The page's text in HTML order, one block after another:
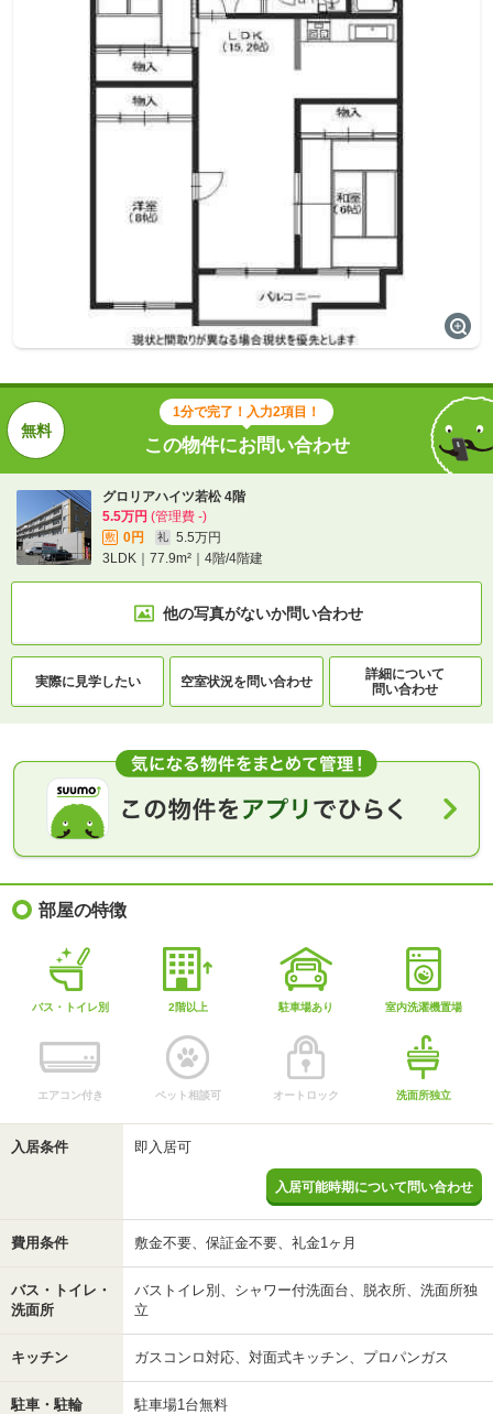
1分で完了！入力2項目！
この物件にお問い合わせ
グロリアハイツ若松 4階
5.5万円 (管理費 -)
敷 0円 礼
5.5万円
3LDK｜77.9m²｜4階/4階建
他の写真がないか問い合わせ
実際に見学したい 空室状況を問い合わせ
詳細について
問い合わせ
部屋の特徴
バス・トイレ別 2階以上 駐車場あり 室内洗濯機置場
エアコン付き ペット相談可 オートロック 洗面所独立
入居条件 即入居可
入居可能時期について問い合わせ
費用条件 敷金不要、保証金不要、礼金1ヶ月
バス・トイレ・
洗面所
バストイレ別、シャワー付洗面台、脱衣所、洗面所独
立
キッチン ガスコンロ対応、対面式キッチン、プロパンガス
駐車・駐輪 駐車場1台無料